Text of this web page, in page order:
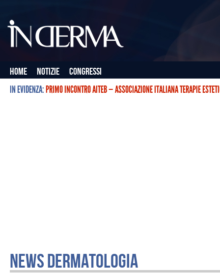
Home Notizie
Congressi
IN EVIDENZA:PRIMO INCONTRO AITEB — ASSOCIAZIONE ITALIANA TERAPIE
NEWS DERMATOLOGIA